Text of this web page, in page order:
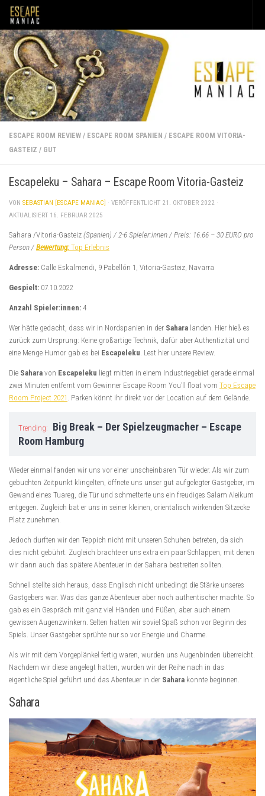
Unter dem Inhalt
ESCAPE ROOM REVIEW / ESCAPE ROOM SPANIEN / ESCAPE ROOM VITORIA-
GASTEIZ / GUT
Escapeleku – Sahara – Escape Room Vitoria-Gasteiz
VON SEBASTIAN [ESCAPE MANIAC] · VERÖFFENTLICHT 21. OKTOBER 2022 ·
AKTUALISIERT 16. FEBRUAR 2025
Sahara /Vitoria-Gasteiz (Spanien) / 2-6 Spieler:innen / Preis: 16.66 – 30 EURO pro
Person / Bewertung:Top Erlebnis
Adresse: Calle Eskalmendi, 9 Pabellón 1, Vitoria-Gasteiz, Navarra
Gespielt: 07.10.2022
Anzahl Spieler:innen: 4
Wer hätte gedacht, dass wir in Nordspanien in der Sahara landen. Hier hieß es
zurück zum Ursprung: Keine großartige Technik, dafür aber Authentizität und
eine Menge Humor gab es bei Escapeleku. Lest hier unsere Review.
Die Sahara von Escapeleku liegt mitten in einem Industriegebiet gerade einmal
zwei Minuten entfernt vom Gewinner Escape Room You’ll float vom Top Escape
Room Project 2021 . Parken könnt ihr direkt vor der Location auf dem Gelände.
Trending:
Big Break – Der Spielzeugmacher – Escape
Room Hamburg
Wieder einmal fanden wir uns vor einer unscheinbaren Tür wieder. Als wir zum
gebuchten Zeitpunkt klingelten, öffnete uns unser gut aufgelegter Gastgeber, im
Gewand eines Tuareg, die Tür und schmetterte uns ein freudiges Salam Aleikum
entgegen. Zugleich bat er uns in seiner kleinen, orientalisch wirkenden Sitzecke
Platz zunehmen.
Jedoch durften wir den Teppich nicht mit unseren Schuhen betreten, da sich
dies nicht gebührt. Zugleich brachte er uns extra ein paar Schlappen, mit denen
wir dann auch das spätere Abenteuer in der Sahara bestreiten sollten.
Schnell stellte sich heraus, dass Englisch nicht unbedingt die Stärke unseres
Gastgebers war. Was das ganze Abenteuer aber noch authentischer machte. So
gab es ein Gespräch mit ganz viel Händen und Füßen, aber auch einem
gewissen Augenzwinkern. Selten hatten wir soviel Spaß schon vor Beginn des
Spiels. Unser Gastgeber sprühte nur so vor Energie und Charme.
Als wir mit dem Vorgeplänkel fertig waren, wurden uns Augenbinden überreicht.
Nachdem wir diese angelegt hatten, wurden wir der Reihe nach in das
eigentliche Spiel geführt und das Abenteuer in der Sahara konnte beginnen.
Sahara